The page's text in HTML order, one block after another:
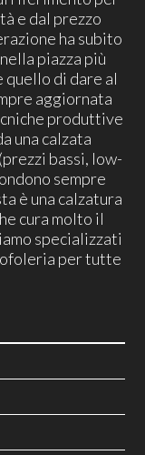
e dal prezzo
ha subito
piazza più
di dare al
aggiornata
produttive
una calzata
bassi, low-
sempre
è una calzatura
cura molto il
specializzati
per tutte